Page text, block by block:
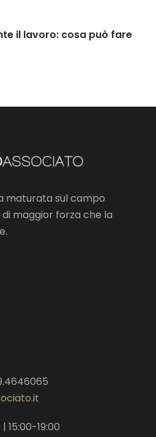
il lavoro: cosa può fare
maturata sul campo
maggior forza che la
15:00-19:00